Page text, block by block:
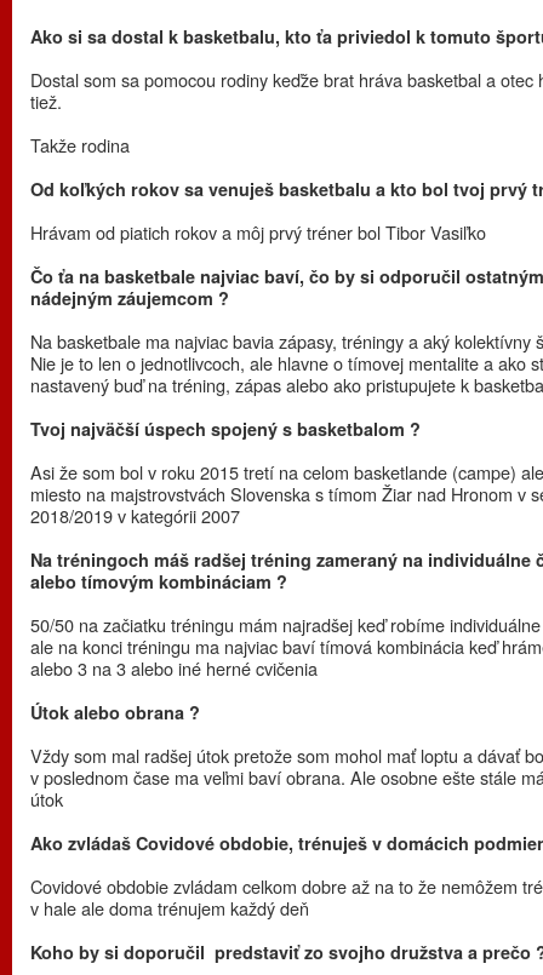
Ako si sa dostal k basketbalu, kto ťa priviedol k tomuto
Dostal som sa pomocou rodiny keďže brat hráva basketbal a otec
tiež.
Takže rodina
Od koľkých rokov sa venuješ basketbalu a kto bol tvoj prvý
Hrávam od piatich rokov a môj prvý tréner bol Tibor Vasiľko
Čo ťa na basketbale najviac baví, čo by si odporučil ostatným
nádejným záujemcom ?
Na basketbale ma najviac bavia zápasy, tréningy a aký kolektívny
Nie je to len o jednotlivcoch, ale hlavne o tímovej mentalite a ako
nastavený buď na tréning, zápas alebo ako pristupujete k
Tvoj najväčší úspech spojený s basketbalom ?
Asi že som bol v roku 2015 tretí na celom basketlande (campe)
miesto na majstrovstvách Slovenska s tímom Žiar nad Hronom v
2018/2019 v kategórii 2007
Na tréningoch máš radšej tréning zameraný na individuálne
alebo tímovým kombináciam ?
50/50 na začiatku tréningu mám najradšej keď robíme
ale na konci tréningu ma najviac baví tímová kombinácia keď
alebo 3 na 3 alebo iné herné cvičenia
Útok alebo obrana ?
Vždy som mal radšej útok pretože som mohol mať loptu a dávať
v poslednom čase ma veľmi baví obrana. Ale osobne ešte stále
útok
Ako zvládaš Covidové obdobie, trénuješ v domácich
Covidové obdobie zvládam celkom dobre až na to že nemôžem
v hale ale doma trénujem každý deň
Koho by si doporučil predstaviť zo svojho družstva a prečo